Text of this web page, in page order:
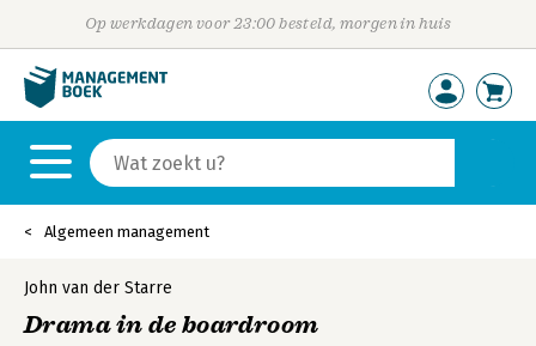
Op werkdagen voor 23:00 besteld, morgen in huis
Algemeen management
John van der Starre
Drama in de boardroom